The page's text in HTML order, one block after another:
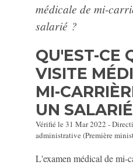
médicale de mi-
salarié ?
QU'EST-CE
VISITE
MI-
UN
Vérifié le 31 Mar 2022 -
administrative (Première
L'examen médical de mi-